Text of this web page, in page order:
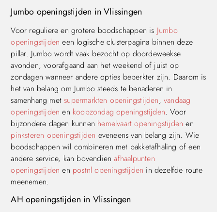
Jumbo openingstijden in Vlissingen
Voor reguliere en grotere boodschappen is Jumbo
openingstijden een logische clusterpagina binnen deze
pillar. Jumbo wordt vaak bezocht op doordeweekse
avonden, voorafgaand aan het weekend of juist op
zondagen wanneer andere opties beperkter zijn. Daarom is
het van belang om Jumbo steeds te benaderen in
samenhang metsupermarkten openingstijden,vandaag
openingstijden en koopzondag openingstijden. Voor
bijzondere dagen kunnen hemelvaart openingstijden en
pinksteren openingstijden eveneens van belang zijn. Wie
boodschappen wil combineren met pakketafhaling of een
andere service, kan bovendienafhaalpunten
openingstijden en postnl openingstijden in dezelfde route
meenemen.
AH openingstijden in Vlissingen